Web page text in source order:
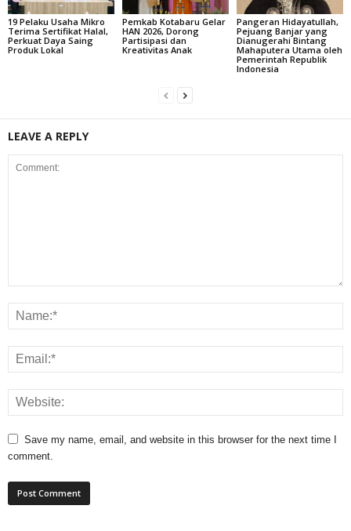
19 Pelaku Usaha Mikro
Terima Sertifikat Halal,
Perkuat Daya Saing
Produk Lokal
Pemkab Kotabaru Gelar
HAN 2026, Dorong
Partisipasi dan
Kreativitas Anak
Pangeran Hidayatullah,
Pejuang Banjar yang
Dianugerahi Bintang
Mahaputera Utama oleh
Pemerintah Republik
Indonesia
LEAVE A REPLY
Save my name, email, and website in this browser for the next time I
comment.